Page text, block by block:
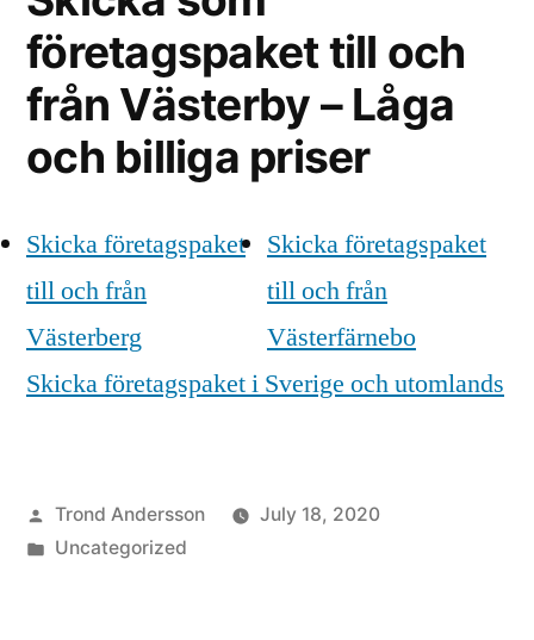
företagspaket till och
från Västerby – Låga
och billiga priser
Skicka företagspaket
till och från
Västerberg
Skicka företagspaket
till och från
Västerfärnebo
Skicka företagspaket i Sverige och utomlands
Posted
by
Trond Andersson
July 18, 2020
Posted
Uncategorized